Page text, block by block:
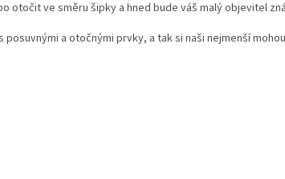
otočit ve směru šipky a hned bude váš malý objevitel
a otočnými prvky, a tak si naši nejmenší